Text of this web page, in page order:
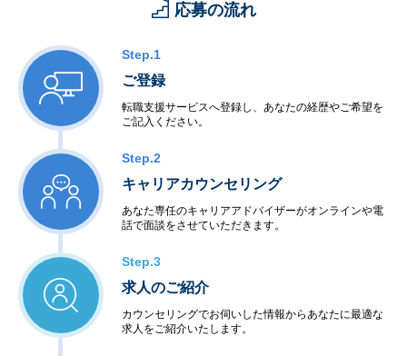
応募の流れ
Step.1
ご登録
転職支援サービスへ登録し、あなたの経歴やご希望を
ご記入ください。
Step.2
キャリアカウンセリング
あなた専任のキャリアアドバイザーがオンラインや電
話で面談をさせていただきます。
Step.3
求人のご紹介
カウンセリングでお伺いした情報からあなたに最適な
求人をご紹介いたします。